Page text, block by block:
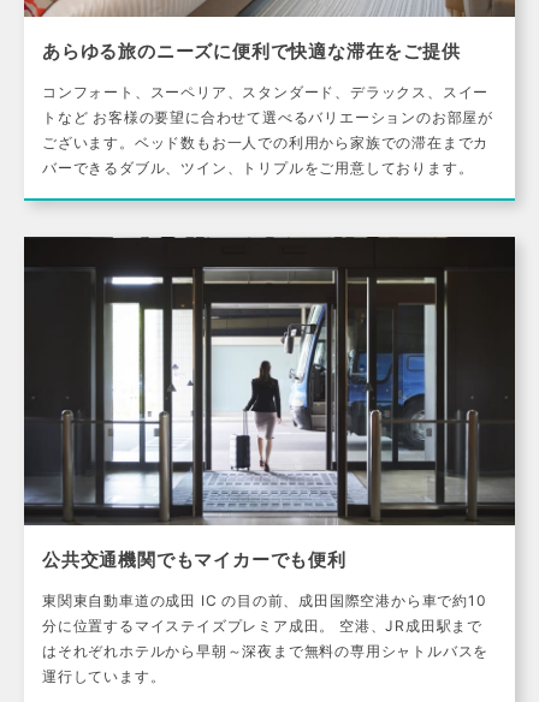
あらゆる旅のニーズに便利で快適な滞在をご提供
コンフォート、スーペリア、スタンダード、デラックス、スイー
トなど お客様の要望に合わせて選べるバリエーションのお部屋が
ございます。ベッド数もお一人での利用から家族での滞在までカ
バーできるダブル、ツイン、トリプルをご用意しております。
公共交通機関でもマイカーでも便利
東関東自動車道の成田 IC の目の前、成田国際空港から車で約10
分に位置するマイステイズプレミア成田。 空港、JR成田駅まで
はそれぞれホテルから早朝～深夜まで無料の専用シャトルバスを
運行しています。